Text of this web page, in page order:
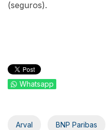
(seguros).
Whatsapp
Arval BNP Paribas